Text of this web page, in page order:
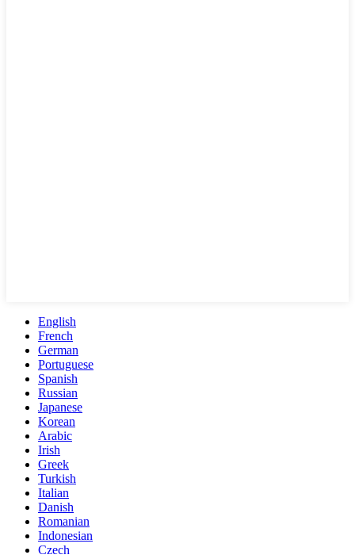
English
French
German
Portuguese
Spanish
Russian
Japanese
Korean
Arabic
Irish
Greek
Turkish
Italian
Danish
Romanian
Indonesian
Czech